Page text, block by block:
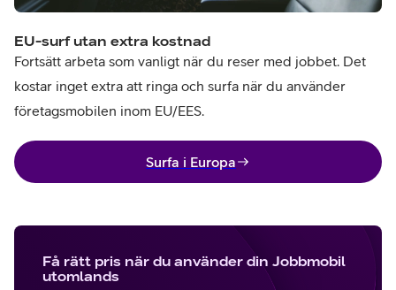
EU-surf utan extra kostnad
Fortsätt arbeta som vanligt när du reser med jobbet. Det
kostar inget extra att ringa och surfa när du använder
företagsmobilen inom EU/EES.
Surfa i Europa
Få rätt pris när du använder din Jobbmobil
utomlands